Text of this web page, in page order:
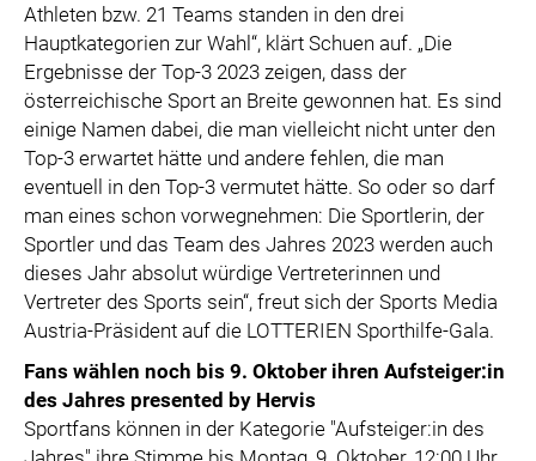
Athleten bzw. 21 Teams standen in den drei
Hauptkategorien zur Wahl“, klärt Schuen auf. „Die
Ergebnisse der Top-3 2023 zeigen, dass der
österreichische Sport an Breite gewonnen hat. Es sind
einige Namen dabei, die man vielleicht nicht unter den
Top-3 erwartet hätte und andere fehlen, die man
eventuell in den Top-3 vermutet hätte. So oder so darf
man eines schon vorwegnehmen: Die Sportlerin, der
Sportler und das Team des Jahres 2023 werden auch
dieses Jahr absolut würdige Vertreterinnen und
Vertreter des Sports sein“, freut sich der Sports Media
Austria-Präsident auf die LOTTERIEN Sporthilfe-Gala.
Fans wählen noch bis 9. Oktober ihren Aufsteiger:in
des Jahres presented by Hervis
Sportfans können in der Kategorie "Aufsteiger:in des